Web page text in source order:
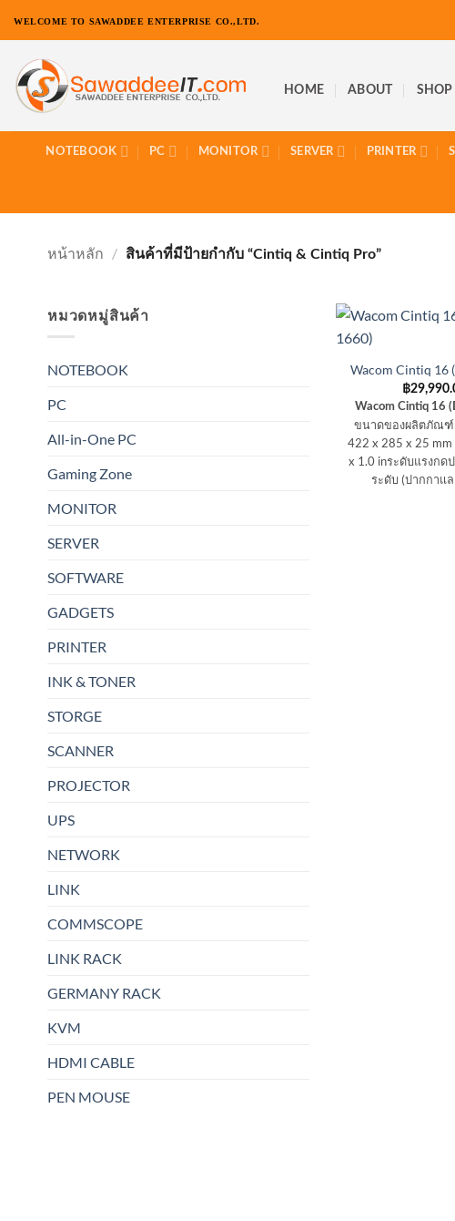
เนื้อหา
WELCOME TO SAWADDEE ENTERPRISE CO.,LTD.
HOME ABOUT SHOP
NOTEBOOK PC MONITOR SERVER PRINTER
หน้าหลัก / สินค้าที่มีป้ายกำกับ “Cintiq & Cintiq Pro”
หมวดหมู่สินค้า
NOTEBOOK
PC
All-in-One PC
Gaming Zone
MONITOR
SERVER
SOFTWARE
GADGETS
PRINTER
INK & TONER
STORGE
SCANNER
PROJECTOR
UPS
NETWORK
LINK
COMMSCOPE
LINK RACK
GERMANY RACK
KVM
HDMI CABLE
PEN MOUSE
Wacom Cintiq 16
฿
Wacom Cintiq 16
ขนาดของผลิตภัณฑ์
422 x 285 x 25
x 1.0 inระดับแรงกด
ระดับ (ปากกาแ